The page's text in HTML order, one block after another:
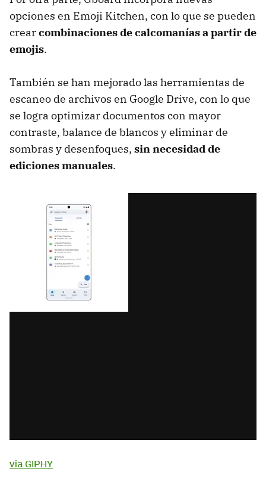
opciones en Emoji Kitchen, con lo que se pueden
crearcombinaciones de calcomanías a partir de
emojis.
También se han mejorado las herramientas de
escaneo de archivos en Google Drive, con lo que
se logra optimizar documentos con mayor
contraste, balance de blancos y eliminar de
sombras y desenfoques, sin necesidad de
ediciones manuales.
via GIPHY